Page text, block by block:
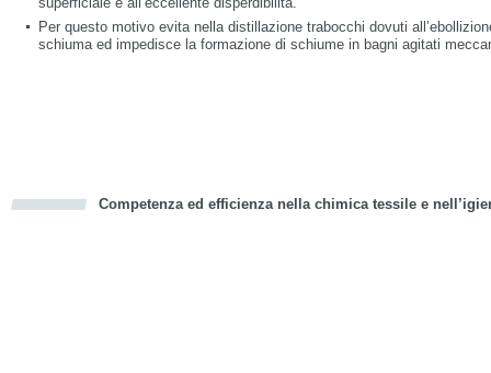
Per questo motivo evita nella distillazione trabocchi dovuti
schiuma ed impedisce la formazione di schiume in bagni agitati
Competenza ed efficienza nella chimica tessile e